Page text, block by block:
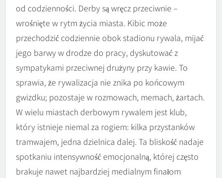
od codzienności. Derby są wręcz przeciwnie –
wrośnięte w rytm życia miasta. Kibic może
przechodzić codziennie obok stadionu rywala, mijać
jego barwy w drodze do pracy, dyskutować z
sympatykami przeciwnej drużyny przy kawie. To
sprawia, że rywalizacja nie znika po końcowym
gwizdku; pozostaje w rozmowach, memach, żartach.
W wielu miastach derbowym rywalem jest klub,
który istnieje niemal za rogiem: kilka przystanków
tramwajem, jedna dzielnica dalej. Ta bliskość nadaje
spotkaniu intensywność emocjonalną, której często
brakuje nawet najbardziej medialnym finałom